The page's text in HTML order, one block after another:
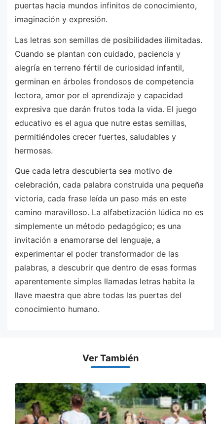
puertas hacia mundos infinitos de conocimiento,
imaginación y expresión.
Las letras son semillas de posibilidades ilimitadas.
Cuando se plantan con cuidado, paciencia y
alegría en terreno fértil de curiosidad infantil,
germinan en árboles frondosos de competencia
lectora, amor por el aprendizaje y capacidad
expresiva que darán frutos toda la vida. El juego
educativo es el agua que nutre estas semillas,
permitiéndoles crecer fuertes, saludables y
hermosas.
Que cada letra descubierta sea motivo de
celebración, cada palabra construida una pequeña
victoria, cada frase leída un paso más en este
camino maravilloso. La alfabetización lúdica no es
simplemente un método pedagógico; es una
invitación a enamorarse del lenguaje, a
experimentar el poder transformador de las
palabras, a descubrir que dentro de esas formas
aparentemente simples llamadas letras habita la
llave maestra que abre todas las puertas del
conocimiento humano.
Ver También